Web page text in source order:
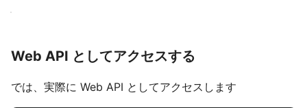
Web API としてアクセスする
では、実際に Web API としてアクセスします